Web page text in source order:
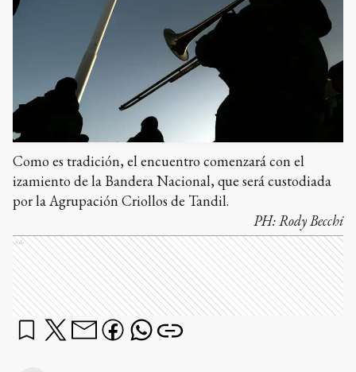
Como es tradición, el encuentro comenzará con el
izamiento de la Bandera Nacional, que será custodiada
por la Agrupación Criollos de Tandil.
PH:Rody Becchi
Ads